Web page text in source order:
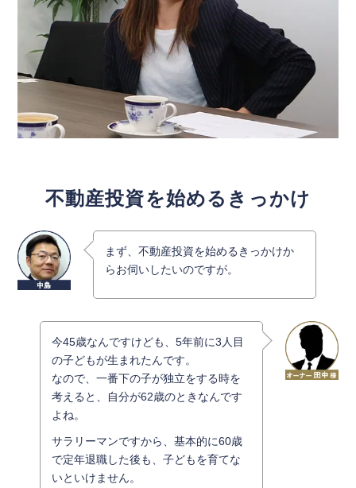
不動産投資を始めるきっかけ
まず、不動産投資を始めるきっかけか
らお伺いしたいのですが。
今45歳なんですけども、5年前に3人目
の子どもが生まれたんです。
なので、一番下の子が独立をする時を
考えると、自分が62歳のときなんです
よね。
サラリーマンですから、基本的に60歳
で定年退職した後も、子どもを育てな
いといけません。